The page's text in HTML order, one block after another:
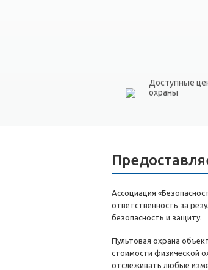
Доступные
охраны
Ассоциация
ответственность за
безопасность и защиту.
Пультовая охрана
стоимости физической
отслеживать любые